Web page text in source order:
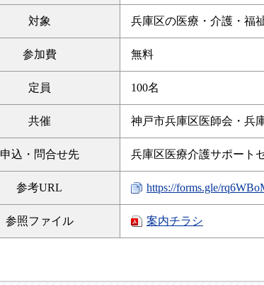
対象 兵庫区の医療・介護・福
参加費 無料
定員 100名
共催 神戸市兵庫区医師会・兵
申込・ 問合せ先 兵庫区医療介護サポー
参考URL https://forms.gle/
参照ファイル 案内チラシ